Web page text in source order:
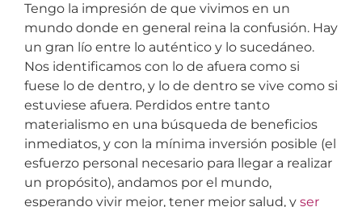
Tengo la impresión de que vivimos en un
mundo donde en general reina la confusión. Hay
un gran lío entre lo auténtico y lo sucedáneo.
Nos identificamos con lo de afuera como si
fuese lo de dentro, y lo de dentro se vive como si
estuviese afuera. Perdidos entre tanto
materialismo en una búsqueda de beneficios
inmediatos, y con la mínima inversión posible (el
esfuerzo personal necesario para llegar a realizar
un propósito), andamos por el mundo,
esperando vivir mejor, tener mejor salud, y ser